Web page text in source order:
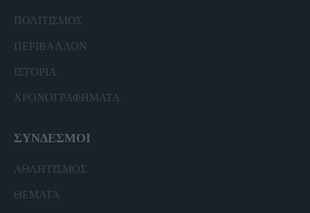
ΠΟΛΙΤΙΣΜΟΣ
ΠΕΡΙΒΑΛΛΟΝ
ΙΣΤΟΡΙΑ
ΧΡΟΝΟΓΡΑΦΗΜΑΤΑ
ΣΥΝΔΕΣΜΟΙ
ΑΘΛΗΤΙΣΜΟΣ
ΘΕΜΑΤΑ